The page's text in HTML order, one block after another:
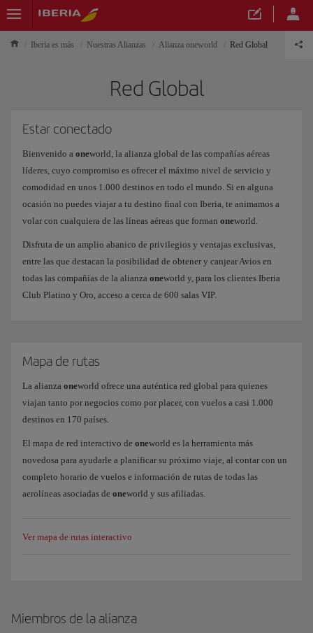
Iberia es más Nuestras Alianzas Alianza oneworld Red Global
Red Global
Estar conectado
Bienvenido a oneworld, la alianza global de las compañías aéreas
líderes, cuyo compromiso es ofrecer el máximo nivel de servicio y
comodidad en unos 1.000 destinos en todo el mundo. Si en alguna
ocasión no puedes viajar a tu destino final con Iberia, te animamos a
volar con cualquiera de las líneas aéreas que forman oneworld.
Disfruta de un amplio abanico de privilegios y ventajas exclusivas,
entre las que destacan la posibilidad de obtener y canjear Avios en
todas las compañías de la alianza oneworld y, para los clientes Iberia
Club Platino y Oro, acceso a cerca de 600 salas VIP.
Mapa de rutas
La alianza oneworld ofrece una auténtica red global para quienes
viajan tanto por negocios como por placer, con vuelos a casi 1.000
destinos en 170 países.
El mapa de red interactivo de oneworld es la herramienta más
novedosa para ayudarle a planificar su próximo viaje, al contar con un
completo horario de vuelos e información de rutas de todas las
aerolíneas asociadas de oneworld y sus afiliadas.
Ver mapa de rutas interactivo
Miembros de la alianza